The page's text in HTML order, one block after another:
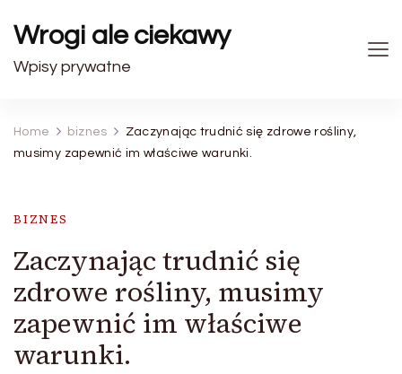
Wrogi ale ciekawy
Wpisy prywatne
Home biznes
Zaczynając trudnić się zdrowe rośliny,
musimy zapewnić im właściwe warunki.
BIZNES
Zaczynając trudnić się
zdrowe rośliny, musimy
zapewnić im właściwe
warunki.